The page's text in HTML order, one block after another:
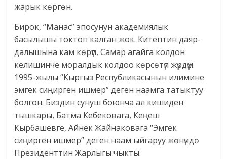
жарык көргөн.
Бирок, “Манас” эпосунун академиялык
басылышы токтоп калган жок. Китептин даяр­
далышына кам көрүп, Самар агайга колдон
келишинче моралдык колдоо көрсөтүп жүрдүм.
1995-жылы “Кыргыз Республикасынын илимине
эмгек сиңирген ишмер” деген наамга татыктуу
болгон. Биздин сунуш боюнча ал кишиден
тышкары, Батма Кебековага, Кеңеш
Кырбашевге, Айнек Жайнаковага “Эмгек
сиңирген ишмер” деген наам ыйгаруу жөнүндө
Президенттин Жарлыгы чыкты.